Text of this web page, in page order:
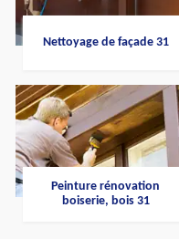
Nettoyage de façade 31
Peinture rénovation
boiserie, bois 31